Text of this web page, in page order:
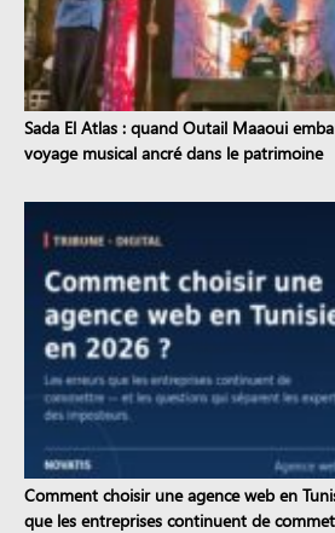
Sada El Atlas : quand Outail Maaoui
voyage musical ancré dans le patrimoine
Comment choisir une agence web en
que les entreprises continuent de